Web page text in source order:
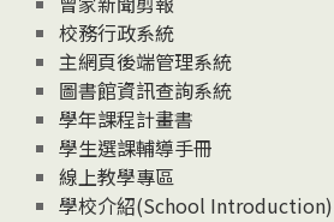
校務行政系統
主網頁後端管理系統
圖書館資訊查詢系統
學年課程計畫書
學生選課輔導手冊
線上教學專區
學校介紹(School Introduction)